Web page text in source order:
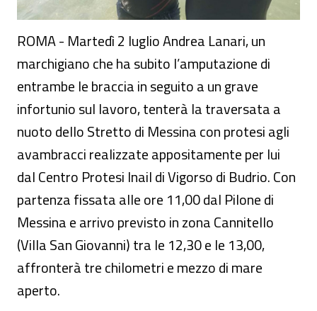
ROMA - Martedì 2 luglio Andrea Lanari, un
marchigiano che ha subito l’amputazione di
entrambe le braccia in seguito a un grave
infortunio sul lavoro, tenterà la traversata a
nuoto dello Stretto di Messina con protesi agli
avambracci realizzate appositamente per lui
dal Centro Protesi Inail di Vigorso di Budrio. Con
partenza fissata alle ore 11,00 dal Pilone di
Messina e arrivo previsto in zona Cannitello
(Villa San Giovanni) tra le 12,30 e le 13,00,
affronterà tre chilometri e mezzo di mare
aperto.